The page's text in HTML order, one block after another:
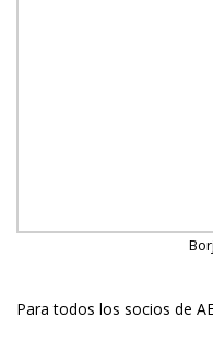
Para todos los socios de